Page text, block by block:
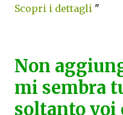
Scopri i dettagli "
Non
mi sembra
soltanto voi